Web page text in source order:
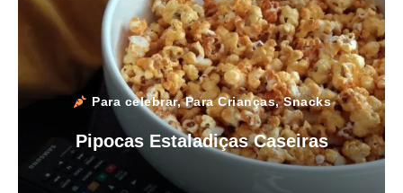
Para celebrar,Para Crianças,Snacks
Pipocas Estaladiças Caseiras